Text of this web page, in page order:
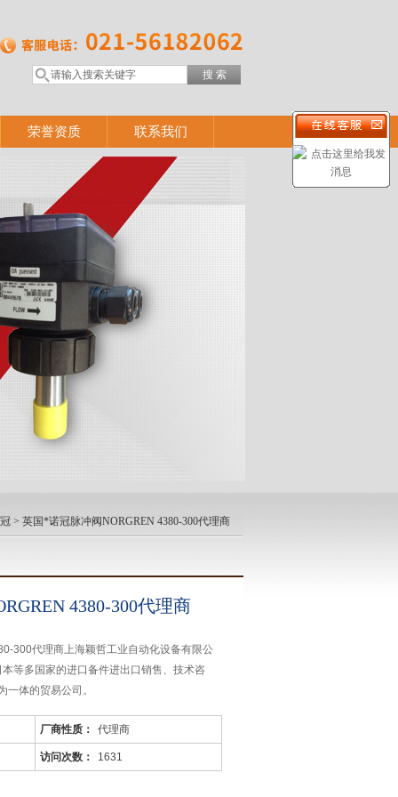
荣誉资质 联系我们
> 英国*诺冠脉冲阀NORGREN 4380-300代理商
4380-300代理商
300代理商上海颖哲工业自动化设备有限公
等多国家的进口备件进出口销售、技术咨
一体的贸易公司。
厂商性质： 代理商
访问次数： 1631